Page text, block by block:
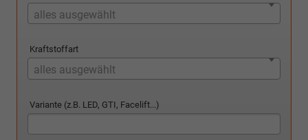
alles ausgewählt
Kraftstoffart
alles ausgewählt
Variante (z.B. LED, GTI, Facelift...)